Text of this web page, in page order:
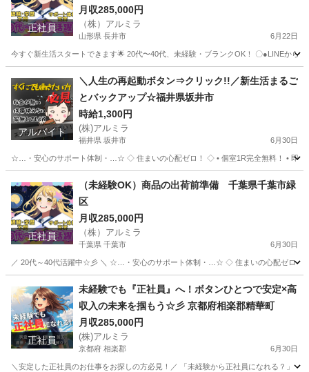
正社員
月収285,000円
（株）アルミラ
山形県 長井市 6月22日
今すぐ新生活スタートできます🌟 20代〜40代、未経験・ブランクOK！ 〇●LINEから
工場 未経験
アルバイト
＼人生の再起動ボタン⇒クリック!!／新生活まるご
とバックアップ☆福井県坂井市
時給1,300円
(株)アルミラ
福井県 坂井市 6月30日
☆…・安心のサポート体制・…☆ ◇ 住まいの心配ゼロ！ ◇ • 個室1R完全無料！ • 即日
工場 完全無料
正社員
（未経験OK）商品の出荷前準備 千葉県千葉市緑
区
月収285,000円
（株）アルミラ
千葉県 千葉市 6月30日
／ 20代～40代活躍中☆彡 ＼ ☆…・安心のサポート体制・…☆ ◇ 住まいの心配ゼロ！
工場 未経験
正社員
未経験でも『正社員』へ！ボタンひとつで安定×高
収入の未来を掴もう☆彡 京都府相楽郡精華町
月収285,000円
(株)アルミラ
京都府 相楽郡 6月30日
＼安定した正社員のお仕事をお探しの方必見！／ 「未経験から正社員になれる？」